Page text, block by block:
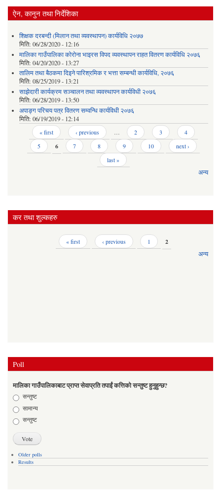
ऐन, कानुन तथा निर्देशिका
शिक्षक दरबन्दी (मिलान तथा व्यवस्थापन) कार्यविधि २०७७
मिति: 06/28/2020 - 12:16
मालिका गाउँपालिका कोरोना भाइरस विपद व्यवस्थापन राहत वितरण कार्यविधि २०७६
मिति: 04/20/2020 - 13:27
तालिम तथा बैठकमा दिइने पारिश्रमिक र भत्ता सम्बन्धी कार्यविधि, २०७६
मिति: 08/25/2019 - 13:21
साझेदारी कार्यक्रम सञ्चालन तथा व्यवस्थापन कार्यविधी २०७६
मिति: 06/28/2019 - 13:50
अपाङ्ग परिचय पत्र वितरण सम्वन्धि कार्यविधी २०७६
मिति: 06/19/2019 - 12:14
Pages « first ‹ previous … 2 3
4
5
6 7 8 9 10
next ›
last »
अन्य
कर तथा शुल्कहरु
« first ‹ previous 1
2
अन्य
Poll
मालिका गाउँपालिकाबाट प्राप्त सेवाप्रति तपाईं कत्तिको सन्तुष्ट हुनुहुन्छ?
Choices
सन्तुष्ट
सामान्य
सन्तुष्ट
Older polls
Results